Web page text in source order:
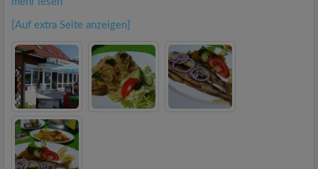
[Auf extra Seite anzeigen]